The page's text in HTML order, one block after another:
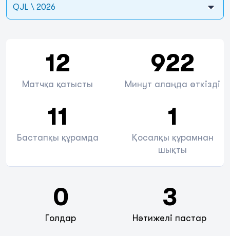
QJL \ 2026
12
Матчқа қатысты
922
Минут алаңда өткізді
11
Бастапқы құрамда
1
Қосалқы құрамнан
шықты
0
Голдар
3
Нәтижелі пастар